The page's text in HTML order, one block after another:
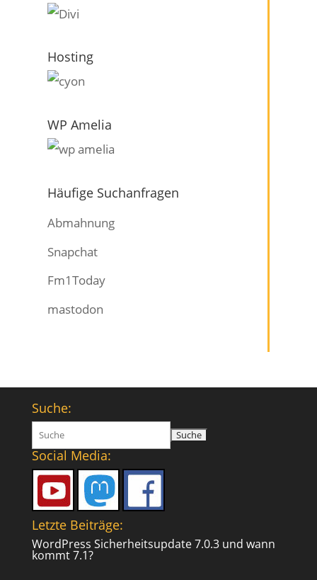
Hosting
WP Amelia
Häufige Suchanfragen
Abmahnung
Snapchat
Fm1Today
mastodon
Suche:
Suchen
nach:
Social Media:
Letzte Beiträge:
WordPress Sicherheitsupdate 7.0.3 und wann
kommt 7.1?